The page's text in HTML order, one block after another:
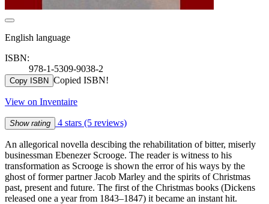
English language
ISBN:
978-1-5309-9038-2
Copy ISBN Copied ISBN!
View on Inventaire
Show rating 4 stars (5 reviews)
An allegorical novella descibing the rehabilitation of bitter, miserly
businessman Ebenezer Scrooge. The reader is witness to his
transformation as Scrooge is shown the error of his ways by the
ghost of former partner Jacob Marley and the spirits of Christmas
past, present and future. The first of the Christmas books (Dickens
released one a year from 1843–1847) it became an instant hit.